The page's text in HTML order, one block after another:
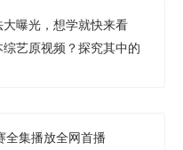
曝光，想学就快来看
艺原视频？探究其中的
全集播放全网首播